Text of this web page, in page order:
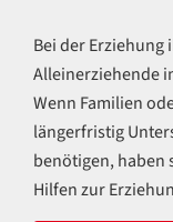
Bei der
Alleinerziehende
Wenn Familien
längerfristig
benötigen, haben
Hilfen zur